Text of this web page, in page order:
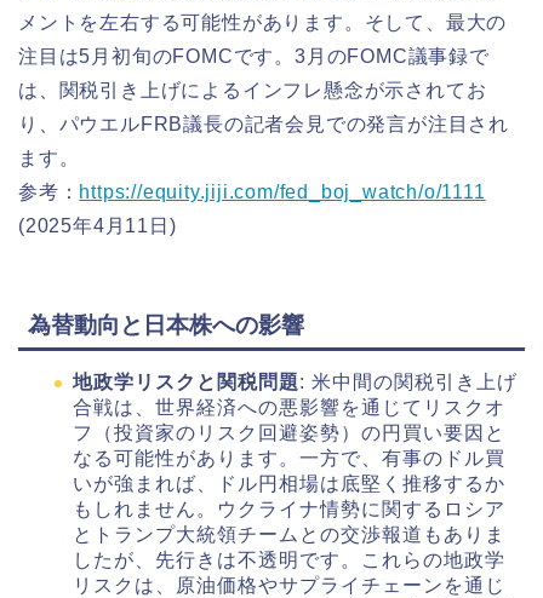
メントを左右する可能性があります。そして、最大の
注目は5月初旬のFOMCです。3月のFOMC議事録で
は、関税引き上げによるインフレ懸念が示されてお
り、パウエルFRB議長の記者会見での発言が注目され
ます。
参考： https://equity.jiji.com/fed_boj_watch/o/1111
(2025年4月11日)
為替動向と日本株への影響
地政学リスクと関税問題: 米中間の関税引き上げ
合戦は、世界経済への悪影響を通じてリスクオ
フ（投資家のリスク回避姿勢）の円買い要因と
なる可能性があります。一方で、有事のドル買
いが強まれば、ドル円相場は底堅く推移するか
もしれません。ウクライナ情勢に関するロシア
とトランプ大統領チームとの交渉報道もありま
したが、先行きは不透明です。これらの地政学
リスクは、原油価格やサプライチェーンを通じ